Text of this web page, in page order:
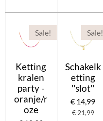
Sale!
Ketting
kralen
party -
oranje/r
oze
Sale!
Schakelk
etting
''slot''
€ 14,99
€ 21,99